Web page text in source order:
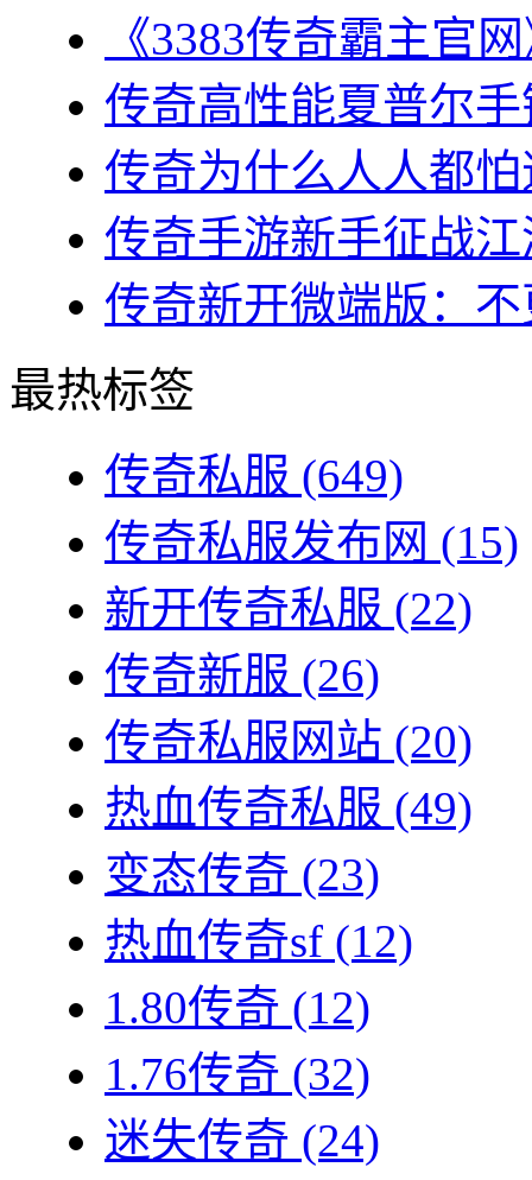
《3383传奇霸主官
传奇高性能夏普尔
传奇为什么人人都
传奇手游新手征战
传奇新开微端版：
最热标签
传奇私服 (649)
传奇私服发布网 (15)
新开传奇私服 (22)
传奇新服 (26)
传奇私服网站 (20)
热血传奇私服 (49)
变态传奇 (23)
热血传奇sf (12)
1.80传奇 (12)
1.76传奇 (32)
迷失传奇 (24)